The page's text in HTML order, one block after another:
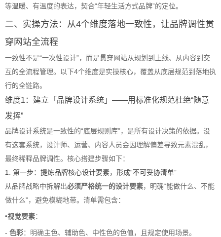
等温暖、有温度的表达，契合“年轻生活方式品牌”的定位。
二、实操方法：从4个维度落地一致性，让品牌调性贯
穿网站全流程
一致性不是“一次性设计”，而是贯穿网站从规划到上线、从内容到交
互的全流程管理。以下4个维度是实操核心，覆盖从底层规范到落地执
行的全链路。
维度1：建立「品牌设计系统」——用标准化规范杜绝“随意
发挥”
品牌设计系统是一致性的“底层规则库”，是所有设计决策的依据。没
有这套系统，设计师、运营、内容人员会因理解偏差导致元素混乱，
最终稀释品牌调性。核心搭建步骤如下：
1. 第一步：提炼品牌核心设计要素，形成“不可妥协清单”
从品牌战略中拆解出必须严格统一的设计要素，明确“能做什么、不能
做什么”，避免模糊地带。清单需包含：
•视觉要素：
- 色彩：明确主色、辅助色、中性色的色值，且规定使用场景。